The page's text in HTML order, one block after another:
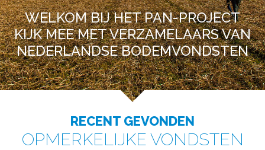
WELKOM BIJ HET PAN-PROJECT
KIJK MEE MET VERZAMELAARS VAN
NEDERLANDSE BODEMVONDSTEN
RECENT GEVONDEN
OPMERKELIJKE VONDSTEN